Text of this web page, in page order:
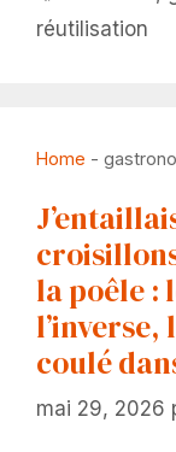
réutilisation
Home -
la poêle :
l’inverse,
coulé
mai 29, 2026